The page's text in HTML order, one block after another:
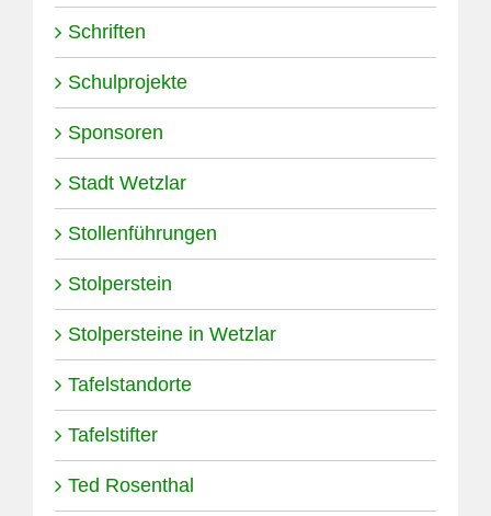
Schriften
Schulprojekte
Sponsoren
Stadt Wetzlar
Stollenführungen
Stolperstein
Stolpersteine in Wetzlar
Tafelstandorte
Tafelstifter
Ted Rosenthal